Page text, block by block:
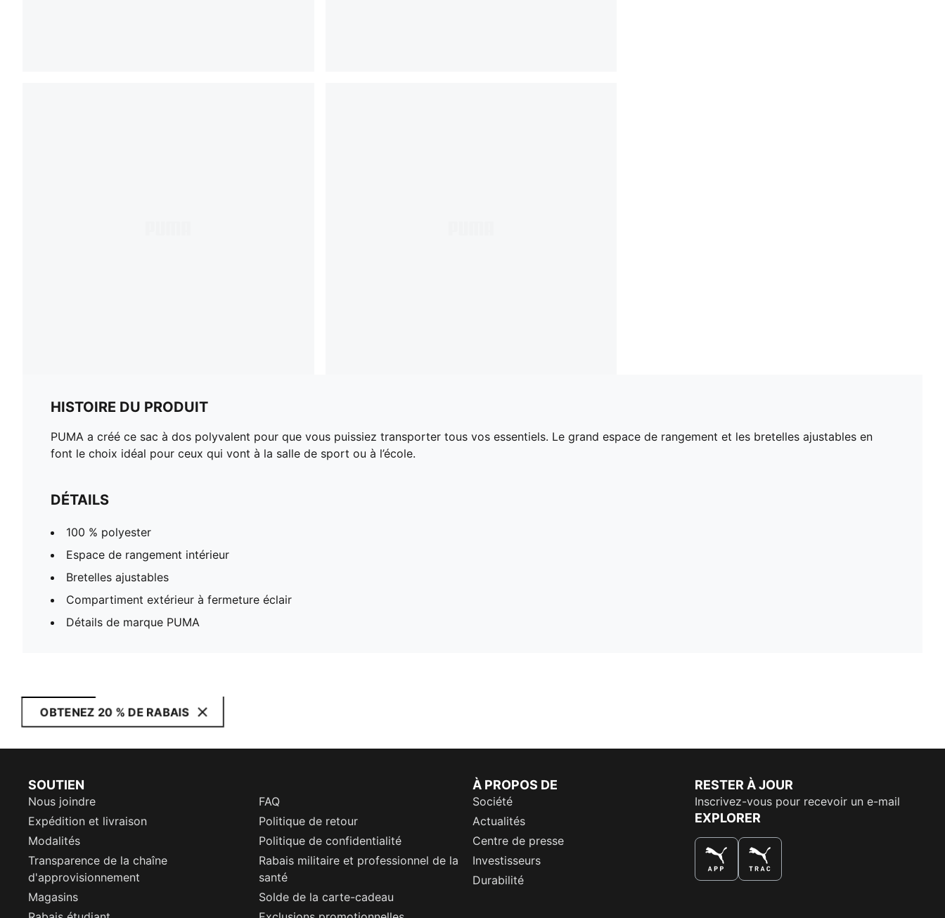
HISTOIRE DU PRODUIT
PUMA a créé ce sac à dos polyvalent pour que vous puissiez transporter tous vos essentiels. Le grand espace de rangement et les bretelles ajustables en
font le choix idéal pour ceux qui vont à la salle de sport ou à l’école.
DÉTAILS
100 % polyester
Espace de rangement intérieur
Bretelles ajustables
Compartiment extérieur à fermeture éclair
Détails de marque PUMA
OBTENEZ 20 % DE RABAIS
SOUTIEN
Nous joindre
FAQ
Expédition et livraison
Politique de retour
Modalités
Politique de confidentialité
Transparence de la chaîne
d'approvisionnement
Rabais militaire et professionnel de la
santé
Magasins
Solde de la carte-cadeau
À PROPOS DE
Société
Actualités
Centre de presse
Investisseurs
Durabilité
RESTER À JOUR
Inscrivez-vous pour recevoir un e-mail
EXPLORER